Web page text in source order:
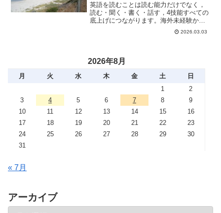
英語を読むことは読む能力だけでなく，
読む・聞く・書く・話す，4技能すべての
底上げにつながります。海外未経験から
会議通訳になったあひるが自身の学習過
程も振り返りつつ，その理由を詳しくお
2026.03.03
2026年8月
月 火 水 木 金 土
日
1
2
3
4 5 6 7 8
9
10
11 12 13 14 15
16
17
18 19 20 21 22
23
24
25 26 27 28 29
30
31
« 7月
アーカイブ